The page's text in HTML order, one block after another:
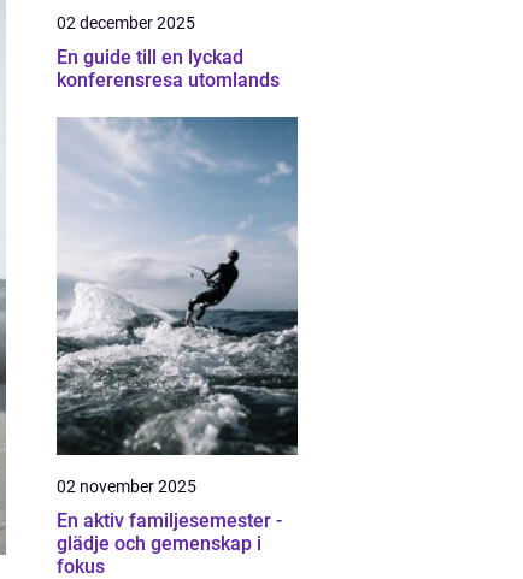
02 december 2025
En guide till en lyckad
konferensresa utomlands
02 november 2025
En aktiv familjesemester -
glädje och gemenskap i
fokus